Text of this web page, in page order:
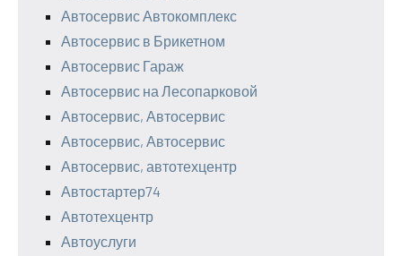
Автосервис Автокомплекс
Автосервис в Брикетном
Автосервис Гараж
Автосервис на Лесопарковой
Автосервис, Автосервис
Автосервис, Автосервис
Автосервис, автотехцентр
Автостартер74
Автотехцентр
Автоуслуги